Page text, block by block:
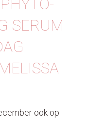
SERUM
ook op